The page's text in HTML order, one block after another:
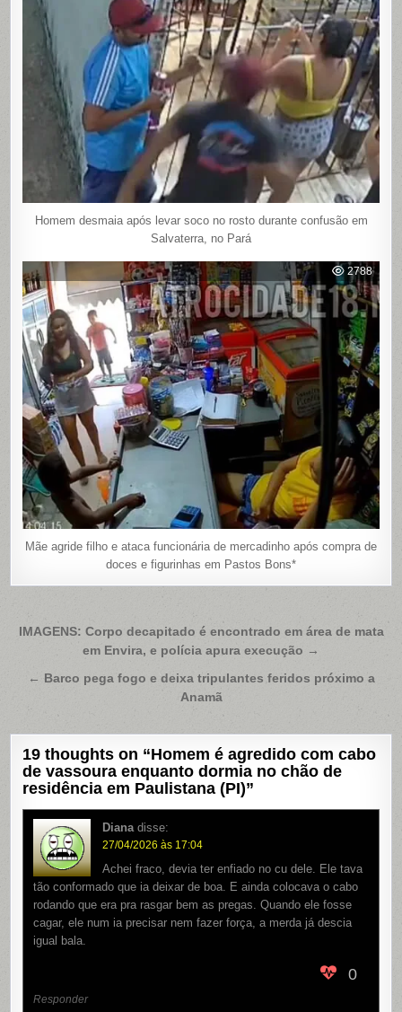
Homem desmaia após levar soco no rosto durante confusão em
Salvaterra, no Pará
2788
Mãe agride filho e ataca funcionária de mercadinho após compra de
doces e figurinhas em Pastos Bons*
Navegação
Post
IMAGENS: Corpo decapitado é encontrado em área de mata
em Envira, e polícia apura execução →
← Barco pega fogo e deixa tripulantes feridos próximo a
Anamã
19 thoughts on “Homem é agredido com cabo
de vassoura enquanto dormia no chão de
residência em Paulistana (PI)”
Diana disse:
27/04/2026 às 17:04
Achei fraco, devia ter enfiado no cu dele. Ele tava
tão conformado que ia deixar de boa. E ainda colocava o cabo
rodando que era pra rasgar bem as pregas. Quando ele fosse
cagar, ele num ia precisar nem fazer força, a merda já descia
igual bala.
0
Responder